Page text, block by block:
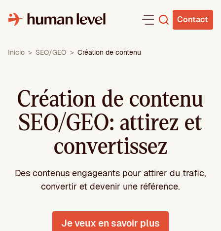
au
contenu
Contact
Inicio > SEO/GEO > Création de contenu
Création de contenu
SEO/GEO: attirez et
convertissez
Des contenus engageants pour attirer du trafic,
convertir et devenir une référence.
Je veux en savoir plus